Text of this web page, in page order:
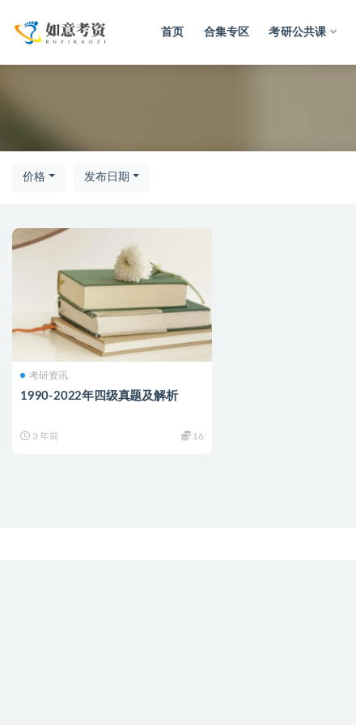
首页 合集专区 考研公共课
价格 发布日期
考研资讯
1990-2022年四级真题及解析
3 年前 16